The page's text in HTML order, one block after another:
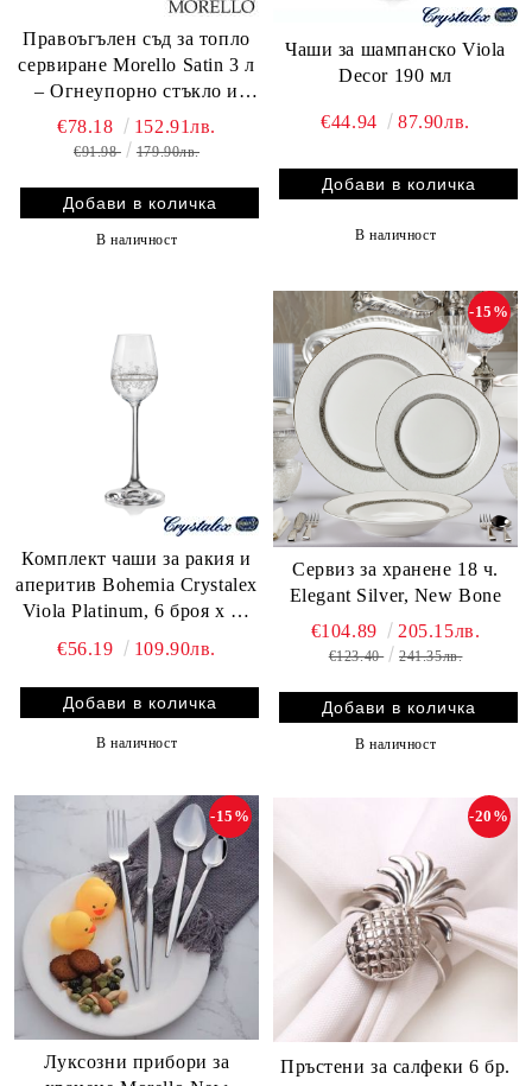
Правоъгълен съд за топло
сервиране Morello Satin 3 л
– Огнеупорно стъкло и
инокс с подгряване
€78.18 152.91лв.
€91.98 179.90лв.
В наличност
Чаши за шампанско Viola
Decor 190 мл
€44.94 87.90лв.
В наличност
Комплект чаши за ракия и
аперитив Bohemia Crystalex
Viola Platinum, 6 броя x 60
мл – Луксозен бохемски
кристал с платинен кант
€56.19 109.90лв.
В наличност
Сервиз за хранене 18 ч.
Elegant Silver, New Bone
-15%
€104.89 205.15лв.
€123.40 241.35лв.
В наличност
Луксозни прибори за
-15%
Пръстени за салфеки 6 бр.
-20%